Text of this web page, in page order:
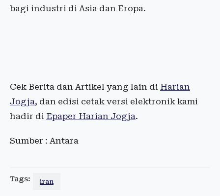
bagi industri di Asia dan Eropa.
Cek Berita dan Artikel yang lain di Harian
Jogja, dan edisi cetak versi elektronik kami
hadir di Epaper Harian Jogja.
Sumber : Antara
Tags: iran